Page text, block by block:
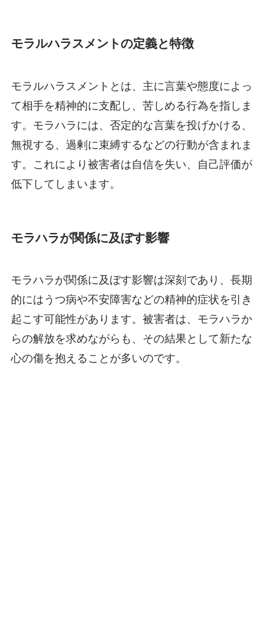
モラルハラスメントの定義と特徴
モラルハラスメントとは、主に言葉や態度によっ
て相手を精神的に支配し、苦しめる行為を指しま
す。モラハラには、否定的な言葉を投げかける、
無視する、過剰に束縛するなどの行動が含まれま
す。これにより被害者は自信を失い、自己評価が
低下してしまいます。
モラハラが関係に及ぼす影響
モラハラが関係に及ぼす影響は深刻であり、長期
的にはうつ病や不安障害などの精神的症状を引き
起こす可能性があります。被害者は、モラハラか
らの解放を求めながらも、その結果として新たな
心の傷を抱えることが多いのです。